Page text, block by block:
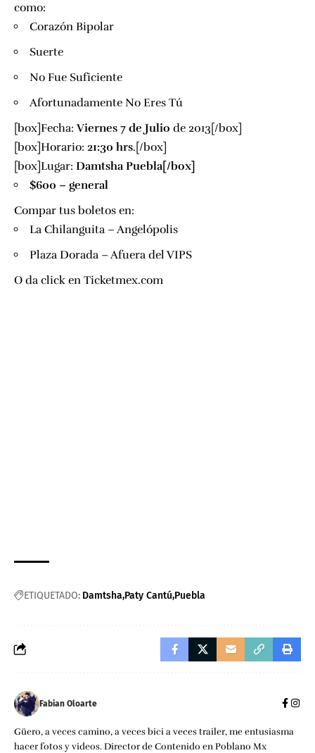
como:
Corazón Bipolar
Suerte
No Fue Suficiente
Afortunadamente No Eres Tú
[box]Fecha:Viernes 7 de Julio de 2013[/box]
[box]Horario: 21:30 hrs.[/box]
[box]Lugar: Damtsha Puebla[/box]
$600 – general
Compar tus boletos en:
La Chilanguita – Angelópolis
Plaza Dorada – Afuera del VIPS
O da click en Ticketmex.com
ETIQUETADO: Damtsha Paty Cantú Puebla
Fabian Oloarte
Güero, a veces camino, a veces bici a veces trailer, me entusiasma
hacer fotos y videos. Director de Contenido en Poblano Mx